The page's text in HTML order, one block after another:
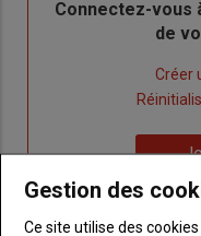
Body
Connectez-vous
de
nouveau
Créer
votre
de
passe"
me
connecte"
Gestion des
Ce site utilise des